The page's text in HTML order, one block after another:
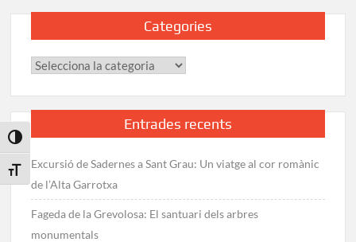
Toggle High Contrast
Toggle Font size
Categories
Categories
Entrades recents
Excursió de Sadernes a Sant Grau: Un viatge al cor romànic
de l’Alta Garrotxa
Fageda de la Grevolosa: El santuari dels arbres
monumentals